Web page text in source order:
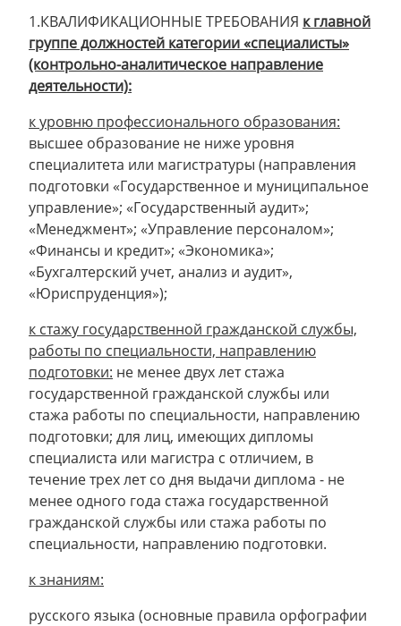
1.КВАЛИФИКАЦИОННЫЕ ТРЕБОВАНИЯ к главной
группе должностей категории «специалисты»
(контрольно-аналитическое направление
деятельности):
к уровню профессионального образования:
высшее образование не ниже уровня
специалитета или магистратуры (направления
подготовки «Государственное и муниципальное
управление»; «Государственный аудит»;
«Менеджмент»; «Управление персоналом»;
«Финансы и кредит»; «Экономика»;
«Бухгалтерский учет, анализ и аудит»,
«Юриспруденция»);
к стажу государственной гражданской службы,
работы по специальности, направлению
подготовки: не менее двух лет стажа
государственной гражданской службы или
стажа работы по специальности, направлению
подготовки; для лиц, имеющих дипломы
специалиста или магистра с отличием, в
течение трех лет со дня выдачи диплома - не
менее одного года стажа государственной
гражданской службы или стажа работы по
специальности, направлению подготовки.
к знаниям:
русского языка (основные правила орфографии